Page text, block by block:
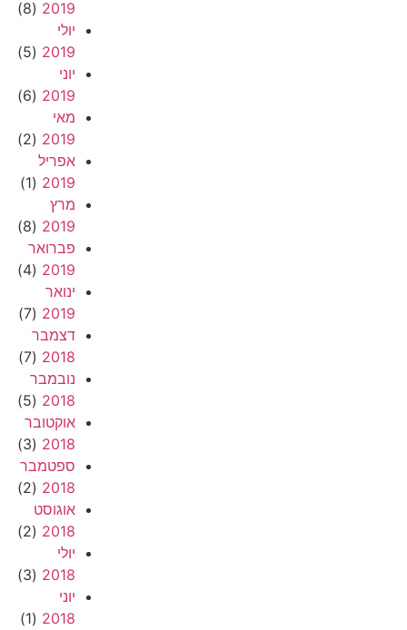
2019
(8)
יולי
2019
(5)
יוני
2019
(6)
מאי
2019
(2)
אפריל
2019
(1)
מרץ
2019
(8)
פברואר
2019
(4)
ינואר
2019
(7)
דצמבר
2018
(7)
נובמבר
2018
(5)
אוקטובר
2018
(3)
ספטמבר
2018
(2)
אוגוסט
2018
(2)
יולי
2018
(3)
יוני
2018
(1)